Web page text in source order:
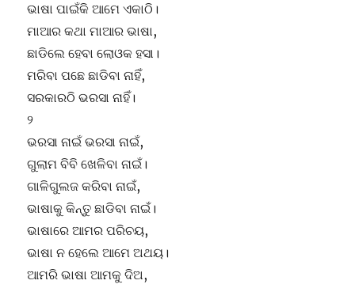
ଭାଷା ପାଇଁକି ଆମେ ଏକାଠି।
ମାଆର କଥା ମାଆର ଭାଷା,
ଛାଡିଲେ ହେବା ଲୋଓକ ହସା।
ମରିବା ପଛେ ଛାଡିବା ନାହିଁ,
ସରକାରଠି ଭରସା ନାହିଁ।
୨
ଭରସା ନାଇଁ ଭରସା ନାଇଁ,
ଗୁଲାମ ବିବି ଖେଳିବା ନାଇଁ।
ଗାଳିଗୁଲଜ କରିବା ନାଇଁ,
ଭାଷାକୁ କିନ୍ତୁ ଛାଡିବା ନାଇଁ।
ଭାଷାରେ ଆମର ପରିଚୟ,
ଭାଷା ନ ହେଲେ ଆମେ ଅଥୟ।
ଆମରି ଭାଷା ଆମକୁ ଦିଅ,